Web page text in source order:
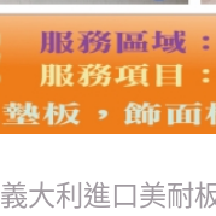
義大利進口美耐